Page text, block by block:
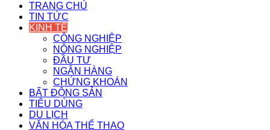
TRANG CHỦ
TIN TỨC
KINH TẾ
CÔNG NGHIỆP
NÔNG NGHIỆP
ĐẦU TƯ
NGÂN HÀNG
CHỨNG KHOÁN
BẤT ĐỘNG SẢN
TIÊU DÙNG
DU LỊCH
VĂN HÓA THỂ THAO